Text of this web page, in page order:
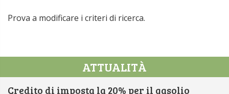
Prova a modificare i criteri di ricerca.
ATTUALITÀ
Credito di imposta la 20% per il gasolio